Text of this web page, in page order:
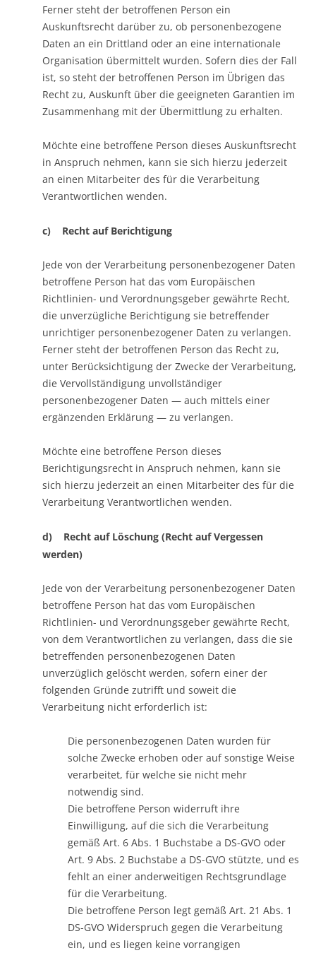
Ferner steht der betroffenen Person ein
Auskunftsrecht darüber zu, ob personenbezogene
Daten an ein Drittland oder an eine internationale
Organisation übermittelt wurden. Sofern dies der Fall
ist, so steht der betroffenen Person im Übrigen das
Recht zu, Auskunft über die geeigneten Garantien im
Zusammenhang mit der Übermittlung zu erhalten.
Möchte eine betroffene Person dieses Auskunftsrecht
in Anspruch nehmen, kann sie sich hierzu jederzeit
an einen Mitarbeiter des für die Verarbeitung
Verantwortlichen wenden.
c) Recht auf Berichtigung
Jede von der Verarbeitung personenbezogener Daten
betroffene Person hat das vom Europäischen
Richtlinien- und Verordnungsgeber gewährte Recht,
die unverzügliche Berichtigung sie betreffender
unrichtiger personenbezogener Daten zu verlangen.
Ferner steht der betroffenen Person das Recht zu,
unter Berücksichtigung der Zwecke der Verarbeitung,
die Vervollständigung unvollständiger
personenbezogener Daten — auch mittels einer
ergänzenden Erklärung — zu verlangen.
Möchte eine betroffene Person dieses
Berichtigungsrecht in Anspruch nehmen, kann sie
sich hierzu jederzeit an einen Mitarbeiter des für die
Verarbeitung Verantwortlichen wenden.
d) Recht auf Löschung (Recht auf Vergessen
werden)
Jede von der Verarbeitung personenbezogener Daten
betroffene Person hat das vom Europäischen
Richtlinien- und Verordnungsgeber gewährte Recht,
von dem Verantwortlichen zu verlangen, dass die sie
betreffenden personenbezogenen Daten
unverzüglich gelöscht werden, sofern einer der
folgenden Gründe zutrifft und soweit die
Verarbeitung nicht erforderlich ist:
Die personenbezogenen Daten wurden für
solche Zwecke erhoben oder auf sonstige Weise
verarbeitet, für welche sie nicht mehr
notwendig sind.
Die betroffene Person widerruft ihre
Einwilligung, auf die sich die Verarbeitung
gemäß Art. 6 Abs. 1 Buchstabe a DS-GVO oder
Art. 9 Abs. 2 Buchstabe a DS-GVO stützte, und es
fehlt an einer anderweitigen Rechtsgrundlage
für die Verarbeitung.
Die betroffene Person legt gemäß Art. 21 Abs. 1
DS-GVO Widerspruch gegen die Verarbeitung
ein, und es liegen keine vorrangigen